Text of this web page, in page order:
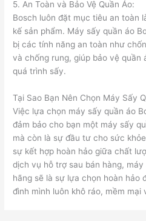
5. An Toàn và Bảo Vệ Quần Áo:
Bosch luôn đặt mục tiêu an toàn
kế sản phẩm. Máy sấy quần áo
bị các tính năng an toàn như
và chống rung, giúp bảo vệ quần
quá trình sấy.
Tại Sao Bạn Nên Chọn Máy Sấy
Việc lựa chọn máy sấy quần áo
đảm bảo cho bạn một máy sấy
mà còn là sự đầu tư cho sức
sự kết hợp hoàn hảo giữa chất
dịch vụ hỗ trợ sau bán hàng,
hãng sẽ là sự lựa chọn hoàn hảo
đình mình luôn khô ráo, mềm mại